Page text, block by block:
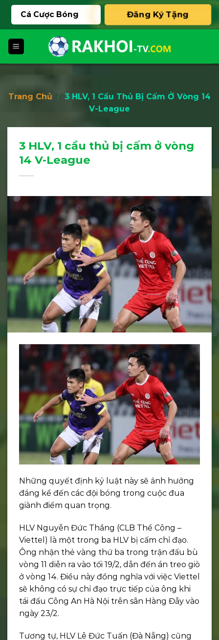
Skip
content
Cá Cược Bóng Đăng Ký Tặng
Trang Chủ / 3 HLV, 1 Cầu Thủ Bị Cấm Ở Vòng 14
V-League
3 HLV, 1 cầu thủ bị cấm ở vòng
14 V-League
Những quyết định kỷ luật này sẽ ảnh hưởng
đáng kể đến các đội bóng trong cuộc đua
giành điểm quan trọng.
HLV Nguyễn Đức Thắng (CLB Thể Công –
Viettel) là một trong ba HLV bị cấm chỉ đạo.
Ông nhận thẻ vàng thứ ba trong trận đấu bù
vòng 11 diễn ra vào tối 19/2, dẫn đến án treo giò
ở vòng 14. Điều này đồng nghĩa với việc Viettel
sẽ không có sự chỉ đạo trực tiếp của ông khi
tái đấu Công An Hà Nội trên sân Hàng Đẫy vào
ngày 23/2.
Tương tự, HLV Lê Đức Tuấn (Đà Nẵng) cũng